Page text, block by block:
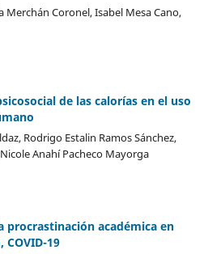
Merchán Coronel, Isabel Mesa Cano,
de las calorías en el uso
Rodrigo Estalin Ramos Sánchez,
Anahí Pacheco Mayorga
procrastinación académica en
19